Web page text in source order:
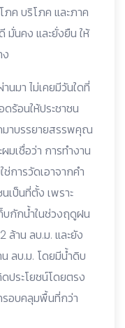
ภค บริโภค และภาค
นคง และยั่งยืน ให้
นมา ไม่เคยมีวันใดที่
ร้อนให้ประชาชน
มาบรรยายสรรพคุณ
เชื่อว่า การทำงาน
การวัดเอาจากคำ
เป็นที่ตั้ง เพราะ
บกักน้ำในช่วงฤดูฝน
ล้าน ลบ.ม. และยัง
น ลบ.ม. โดยมีน้ำดิบ
ประโยชน์โดยตรง
รอบคลุมพื้นที่กว่า